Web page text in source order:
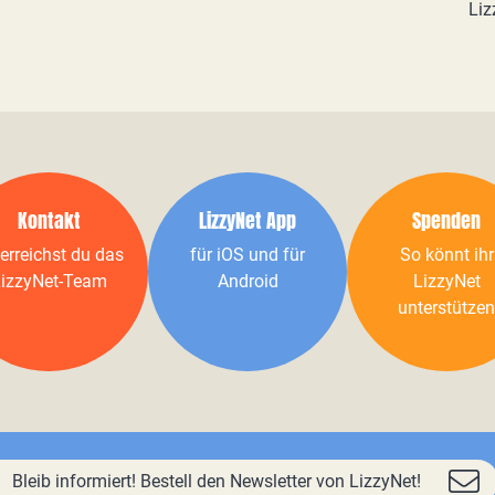
Kontakt
du das
Team
LizzyNet App
für iOS und für
Android
Spenden
So könnt ihr
LizzyNet
unterstützen
Bleib informiert! Bestell den Newsletter von LizzyNet!